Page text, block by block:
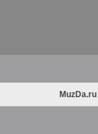
MuzDa.ru